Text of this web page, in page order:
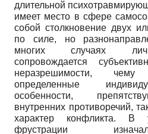
длительной
имеет место в сфере
собой столкновение двух
по силе, но
многих случаях
сопровождается
неразрешимости, чему
определенные
особенности,
внутренних противоречий,
характер конфликта. В
фрустрации